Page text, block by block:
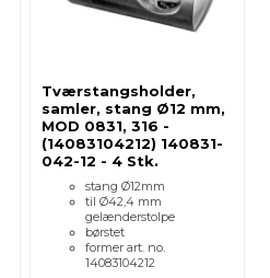
Tværstangsholder,
samler, stang Ø12 mm,
MOD 0831, 316 -
(14083104212) 140831-
042-12 - 4 Stk.
stang Ø12mm
til Ø42,4 mm
gelænderstolpe
børstet
former art. no.
14083104212